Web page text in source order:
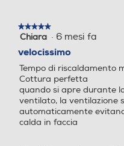
Cottura
rapida
Autopulente
Elementi pirolitici
Ventilazione tangenziale
★★★★★
★★★★★
5
5
stelle.
Chiara · 6 mesi fa
velocissimo
Tempo di riscaldamento
Cottura perfetta
quando si apre durante
ventilato, la ventilazione
automaticamente
calda in faccia